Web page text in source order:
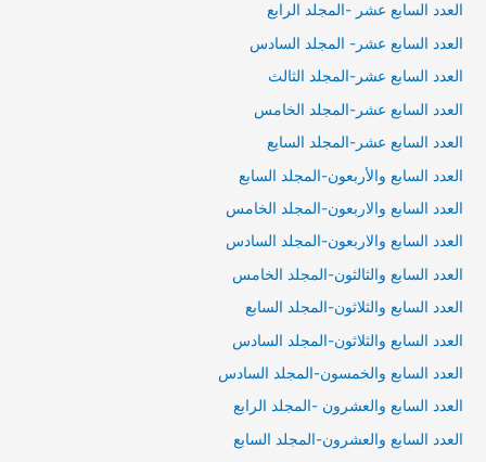
العدد السابع عشر -المجلد الرابع
العدد السابع عشر- المجلد السادس
العدد السابع عشر-المجلد الثالث
العدد السابع عشر-المجلد الخامس
العدد السابع عشر-المجلد السايع
العدد السابع والأربعون-المجلد السابع
العدد السابع والاربعون-المجلد الخامس
العدد السابع والاربعون-المجلد السادس
العدد السابع والثالثون-المجلد الخامس
العدد السابع والثلاثون-المجلد السابع
العدد السابع والثلاثون-المجلد السادس
العدد السابع والخمسون-المجلد السادس
العدد السابع والعشرون -المجلد الرابع
العدد السابع والعشرون-المجلد السابع